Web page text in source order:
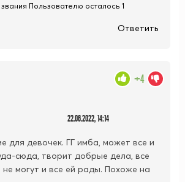
Пользователю осталось 1
Ответить
22.06.2022, 14:14
для девочек. ГГ имба, может все и
сюда, творит добрые дела, все
не могут и все ей рады. Похоже на
+4